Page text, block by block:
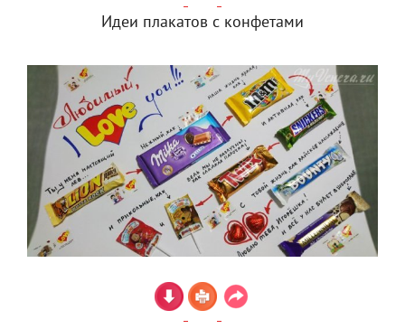
Идеи плакатов с конфетами